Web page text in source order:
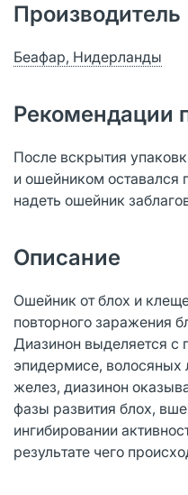
Производитель
Беафар, Нидерланды
Рекомендации
После вскрытия
и ошейником оставался
надеть ошейник
Описание
Ошейник от блох и
повторного заражения
Диазинон выделяется с
эпидермисе, волосяных
желез, диазинон
фазы развития блох,
ингибировании
результате чего